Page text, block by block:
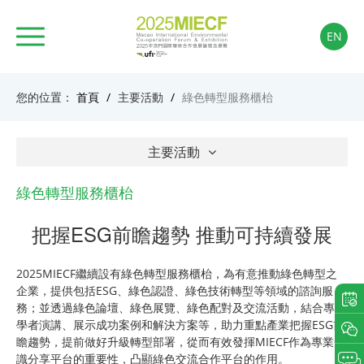
EN
您的位置： 首頁 / 主要活動 / 綠色轉型服務櫃枱
主要活動
綠色轉型服務櫃枱
把握ESG前瞻趨勢 推動可持續發展
2025MIECF繼續設有綠色轉型服務櫃枱，為有意推動綠色轉型之
企業，提供包括ESG、綠色認證、綠色技術轉型等領域的諮詢服
務；並透過綠色論壇、綠色展覽、綠色配對及交流活動，結合專家
學者演講、展示成功案例和解決方案等，助力重點產業把握ESG前
瞻趨勢，提前做好升級轉型部署，從而有效發揮MIECF作為專業知
識分享平台的重要性，凸顯綠色交流合作平台的作用。